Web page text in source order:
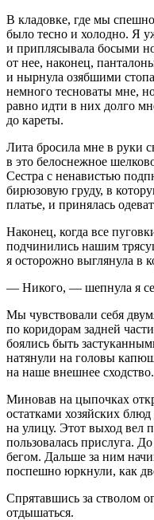
В кладовке, где мы
было тесно и холодно. Я
и приплясывала босыми
от нее, наконец,
и нырнула озябшими
немного тесноваты мне,
равно идти в них долго
до кареты.
Лита бросила мне в руки
в это белоснежное
Сестра с ненавистью
бирюзовую груду, в
платье, и принялась
Наконец, когда все
подчинились нашим
я осторожно выглянула в
— Никого, — шепнула я
Мы чувствовали себя
по коридорам задней
боялись быть
натянули на головы
на наше внешнее сходство.
Миновав на цыпочках
остатками хозяйских
на улицу. Этот выход вел
пользовалась прислуга.
бегом. Дальше за ним
поспешно юркнули, как
Спрятавшись за стволом
отдышаться.